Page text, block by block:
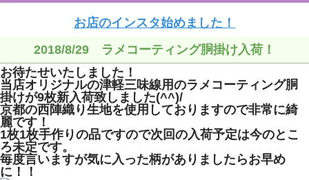
お店のインスタ始めました！
2018/8/29 ラメコーティング胴掛け入荷！
お待たせいたしました！
当店オリジナルの津軽三味線用のラメコーティング胴
掛けが9枚新入荷致しました(^^)/
京都の西陣織り生地を使用しておりますので非常に綺
麗です！
1枚1枚手作りの品ですので次回の入荷予定は今のとこ
ろ未定です。
毎度言いますが気に入った柄がありましたらお早め
に！！